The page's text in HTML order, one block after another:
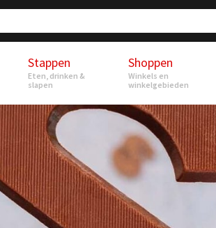
Stappen
Eten, drinken &
slapen
Shoppen
Winkels en
winkelgebieden